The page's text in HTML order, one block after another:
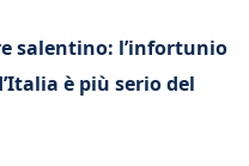
salentino: l’infortunio
è più serio del